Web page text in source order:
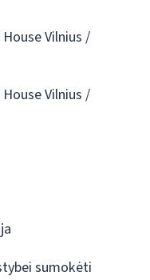
Vilnius /
Vilnius /
sumokėti